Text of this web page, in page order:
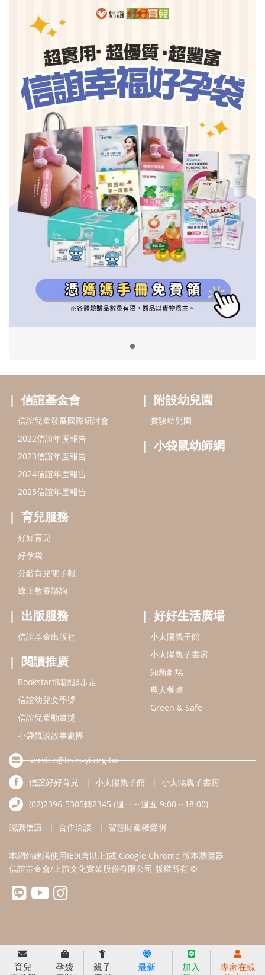
信誼基金會
2022信誼年度報告
2023信誼年度報告
2024信誼年度報告
好孕袋
分齡育兒電子報
線上教養諮詢
附設幼兒園
小袋鼠幼師網
出版服務
信誼基金出版社
閱讀推廣
Bookstart閱讀起步走
信誼幼兒文學獎
信誼兒童動畫獎
小袋鼠說故事劇團
service@hsin-yi.org.tw
信誼好好育兒
小太陽親子書房
(02)2396-5305轉2345 (週一～週五 9:00～18:00)
認識信誼 合作洽談 智慧財產權聲明
本網站建議使用IE9(含以上)或 Google Chrome 版本瀏覽器
信誼基金會/上誼文化實業股份有限公司 版權所有 ©
育兒
孕袋
親子
最新
加入
專家在線